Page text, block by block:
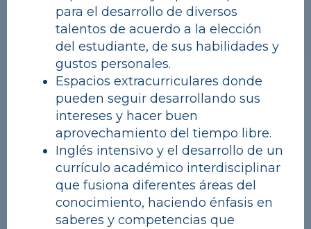
para el desarrollo de diversos
talentos de acuerdo a la elección
del estudiante, de sus habilidades y
gustos personales.
Espacios extracurriculares donde
pueden seguir desarrollando sus
intereses y hacer buen
aprovechamiento del tiempo libre.
Inglés intensivo y el desarrollo de un
currículo académico interdisciplinar
que fusiona diferentes áreas del
conocimiento, haciendo énfasis en
saberes y competencias que